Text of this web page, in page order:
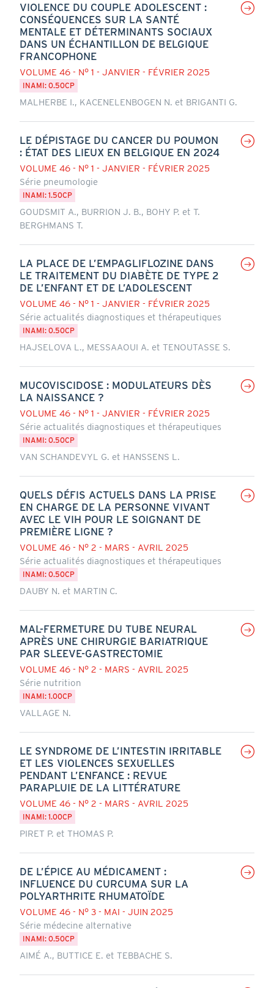
VIOLENCE DU COUPLE ADOLESCENT :
CONSÉQUENCES SUR LA SANTÉ
MENTALE ET DÉTERMINANTS SOCIAUX
DANS UN ÉCHANTILLON DE BELGIQUE
FRANCOPHONE
VOLUME 46 - N° 1 - JANVIER - FÉVRIER 2025
INAMI: 0.50CP
MALHERBE I., KACENELENBOGEN N. et BRIGANTI G.
LE DÉPISTAGE DU CANCER DU POUMON
: ÉTAT DES LIEUX EN BELGIQUE EN 2024
VOLUME 46 - N° 1 - JANVIER - FÉVRIER 2025
Série pneumologie
INAMI: 1.50CP
GOUDSMIT A., BURRION J. B., BOHY P. et T.
BERGHMANS T.
LA PLACE DE L’EMPAGLIFLOZINE DANS
LE TRAITEMENT DU DIABÈTE DE TYPE 2
DE L’ENFANT ET DE L’ADOLESCENT
VOLUME 46 - N° 1 - JANVIER - FÉVRIER 2025
Série actualités diagnostiques et thérapeutiques
INAMI: 0.50CP
HAJSELOVA L., MESSAAOUI A. et TENOUTASSE S.
MUCOVISCIDOSE : MODULATEURS DÈS
LA NAISSANCE ?
VOLUME 46 - N° 1 - JANVIER - FÉVRIER 2025
Série actualités diagnostiques et thérapeutiques
INAMI: 0.50CP
VAN SCHANDEVYL G. et HANSSENS L.
QUELS DÉFIS ACTUELS DANS LA PRISE
EN CHARGE DE LA PERSONNE VIVANT
AVEC LE VIH POUR LE SOIGNANT DE
PREMIÈRE LIGNE ?
VOLUME 46 - N° 2 - MARS - AVRIL 2025
Série actualités diagnostiques et thérapeutiques
INAMI: 0.50CP
DAUBY N. et MARTIN C.
MAL-FERMETURE DU TUBE NEURAL
APRÈS UNE CHIRURGIE BARIATRIQUE
PAR SLEEVE-GASTRECTOMIE
VOLUME 46 - N° 2 - MARS - AVRIL 2025
Série nutrition
INAMI: 1.00CP
VALLAGE N.
LE SYNDROME DE L’INTESTIN IRRITABLE
ET LES VIOLENCES SEXUELLES
PENDANT L’ENFANCE : REVUE
PARAPLUIE DE LA LITTÉRATURE
VOLUME 46 - N° 2 - MARS - AVRIL 2025
INAMI: 1.00CP
PIRET P. et THOMAS P.
DE L’ÉPICE AU MÉDICAMENT :
INFLUENCE DU CURCUMA SUR LA
POLYARTHRITE RHUMATOÏDE
VOLUME 46 - N° 3 - MAI - JUIN 2025
Série médecine alternative
INAMI: 0.50CP
AIMÉ A., BUTTICE E. et TEBBACHE S.